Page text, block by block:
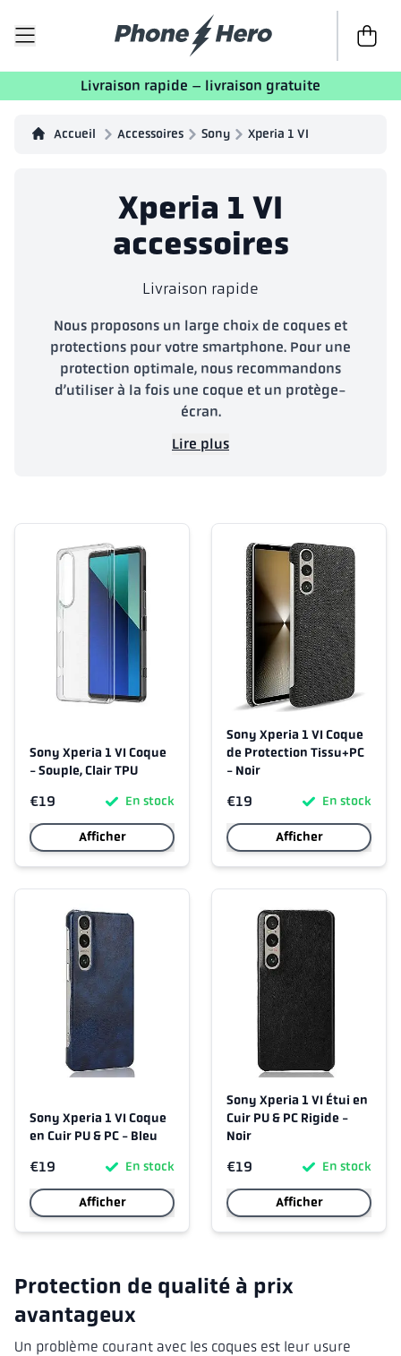
Passer
Livraison rapide – livraison gratuite
Accueil Accessoires Sony Xperia 1 VI
Xperia 1 VI
accessoires
Livraison rapide
Nous proposons un large choix de coques et
protections pour votre smartphone. Pour une
protection optimale, nous recommandons
d’utiliser à la fois une coque et un protège-
écran.
Lire plus
Sony Xperia 1 VI Coque
- Souple, Clair TPU
€19 En stock
Afficher
Sony Xperia 1 VI Coque
de Protection Tissu+PC
- Noir
€19 En stock
Afficher
Sony Xperia 1 VI Coque
en Cuir PU & PC - Bleu
€19 En stock
Afficher
Sony Xperia 1 VI Étui en
Cuir PU & PC Rigide -
Noir
€19 En stock
Afficher
Protection de qualité à prix
avantageux
Un problème courant avec les coques est leur usure